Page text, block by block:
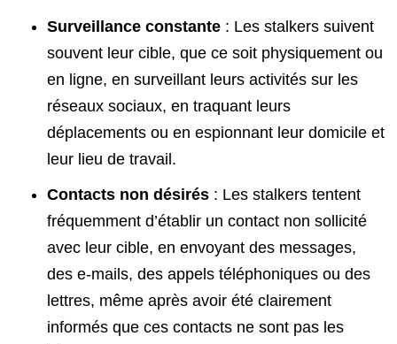
Surveillance constante : Les stalkers suivent
souvent leur cible, que ce soit physiquement ou
en ligne, en surveillant leurs activités sur les
réseaux sociaux, en traquant leurs
déplacements ou en espionnant leur domicile et
leur lieu de travail.
Contacts non désirés : Les stalkers tentent
fréquemment d’établir un contact non sollicité
avec leur cible, en envoyant des messages,
des e-mails, des appels téléphoniques ou des
lettres, même après avoir été clairement
informés que ces contacts ne sont pas les